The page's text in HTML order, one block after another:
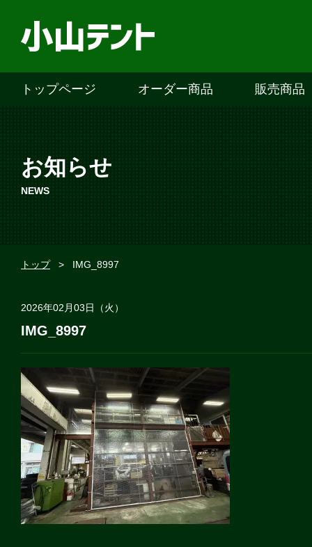
トップページ オーダー商品 販売商品
お知らせ
NEWS
トップ > IMG_8997
2026年02月03日（火）
IMG_8997